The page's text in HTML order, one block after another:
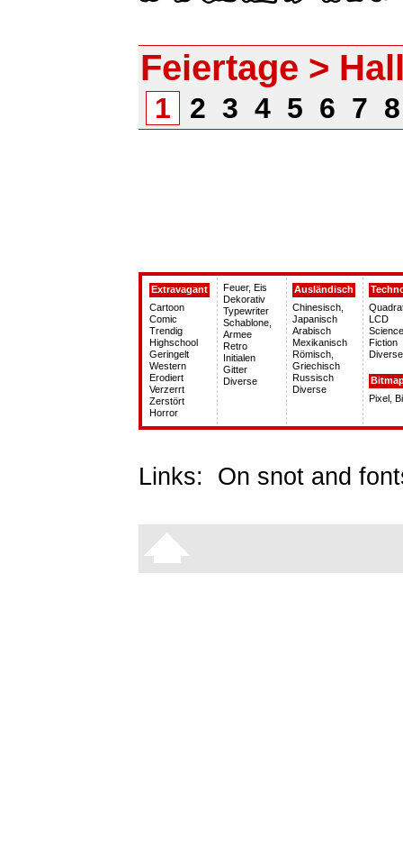
Feiertage >
1 2 3 4 5 6 7
Extravagant
Cartoon
Comic
Trendig
Highschool
Geringelt
Western
Erodiert
Verzerrt
Zerstört
Horror
Feuer, Eis
Dekorativ
Typewriter
Schablone,
Armee
Retro
Initialen
Gitter
Diverse
Ausländisch
Chinesisch,
Japanisch
Arabisch
Mexikanisch
Römisch,
Griechisch
Russisch
Diverse
LCD
Fiction
Diverse
Pixel,
Links: On snot and